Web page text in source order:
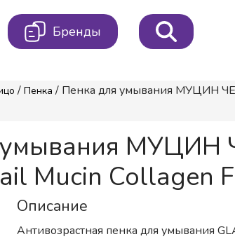
Бренды
/ Пенка / Пенка для умывания МУЦИН
умывания
Mucin Collagen
Описание
Антивозрастная пенка для умывания